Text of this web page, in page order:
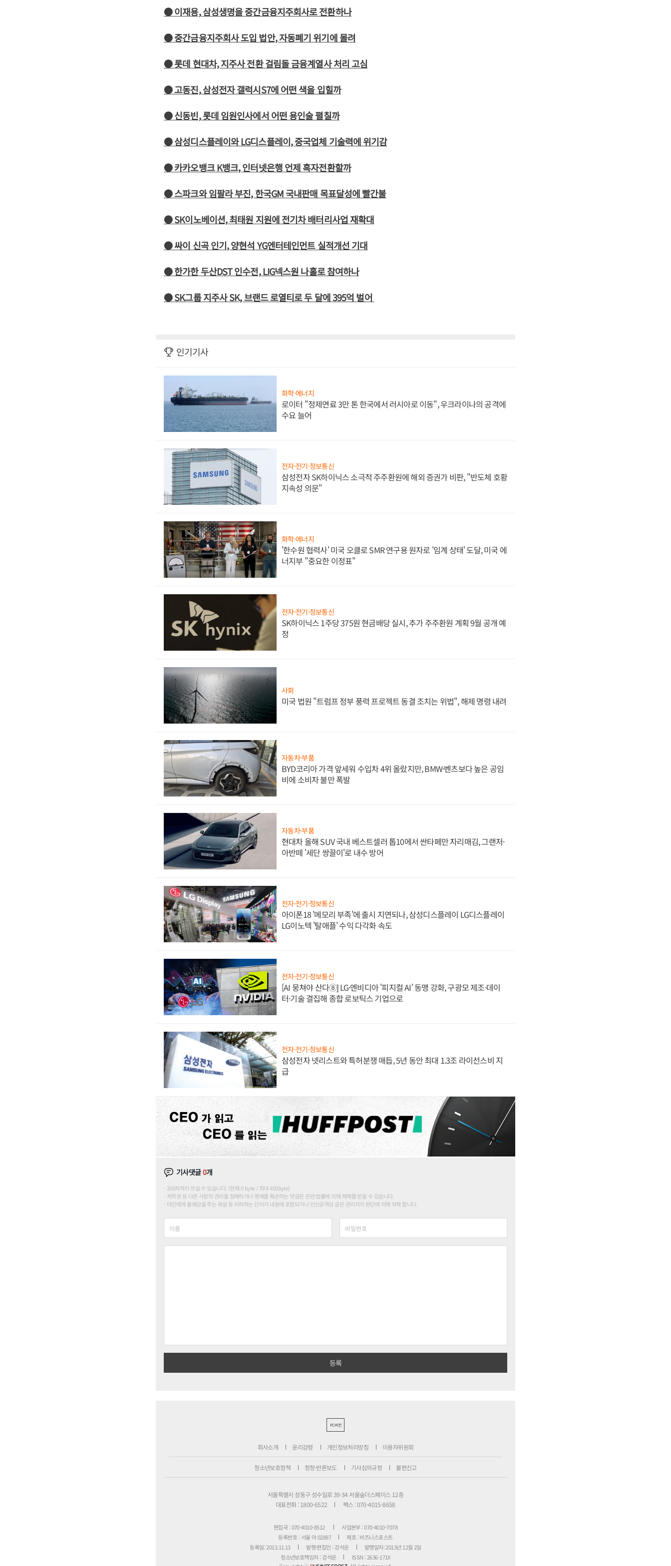
● 이재용, 삼성생명을 중간금융지주회사로 전환하나
● 중간금융지주회사 도입 법안, 자동폐기 위기에 몰려
● 롯데 현대차, 지주사 전환 걸림돌 금융계열사 처리 고심
● 고동진, 삼성전자 갤럭시S7에 어떤 색을 입힐까
● 신동빈, 롯데 임원인사에서 어떤 용인술 펼칠까
● 삼성디스플레이와 LG디스플레이, 중국업체 기술력에 위기감
● 카카오뱅크 K뱅크, 인터넷은행 언제 흑자전환할까
● 스파크와 임팔라 부진, 한국GM 국내판매 목표달성에 빨간불
● SK이노베이션, 최태원 지원에 전기차 배터리사업 재확대
● 싸이 신곡 인기, 양현석 YG엔터테인먼트 실적개선 기대
● 한가한 두산DST 인수전, LIG넥스원 나홀로 참여하나
● SK그룹 지주사 SK, 브랜드 로열티로 두 달에 395억 벌어
인기기사
화학·에너지
로이터 "정제연료 3만 톤 한국에서 러시아로 이동", 우크라이나의 공격에
수요 늘어
전자·전기·정보통신
삼성전자 SK하이닉스 소극적 주주환원에 해외 증권가 비판, "반도체 호황
지속성 의문"
화학·에너지
'한수원 협력사' 미국 오클로 SMR 연구용 원자로 '임계 상태' 도달, 미국 에
너지부 "중요한 이정표"
전자·전기·정보통신
SK하이닉스 1주당 375원 현금배당 실시, 추가 주주환원 계획 9월 공개 예
정
사회
미국 법원 "트럼프 정부 풍력 프로젝트 동결 조치는 위법", 해제 명령 내려
자동차·부품
BYD코리아 가격 앞세워 수입차 4위 올랐지만, BMW·벤츠보다 높은 공임
비에 소비자 불만 폭발
자동차·부품
현대차 올해 SUV 국내 베스트셀러 톱10에서 싼타페만 자리매김, 그랜저·
아반떼 '세단 쌍끌이'로 내수 방어
전자·전기·정보통신
아이폰18 '메모리 부족'에 출시 지연되나, 삼성디스플레이 LG디스플레이
LG이노텍 '탈애플' 수익 다각화 속도
전자·전기·정보통신
[AI 뭉쳐야 산다⑧] LG·엔비디아 '피지컬 AI' 동맹 강화, 구광모 제조·데이
터·기술 결집해 종합 로보틱스 기업으로
전자·전기·정보통신
삼성전자 넷리스트와 특허분쟁 매듭, 5년 동안 최대 1.3조 라이선스비 지
급
기사댓글0개
200자까지 쓰실 수 있습니다. (현재 0 byte / 최대 400byte)
저작권 등 다른 사람의 권리를 침해하거나 명예를 훼손하는 댓글은 관련 법률에 의해 제재를 받을 수 있습니다.
타인에게 불쾌감을 주는 욕설 등 비하하는 단어가 내용에 포함되거나 인신공격성 글은 관리자의 판단에 의해 삭제 합니다.
PC버전
회사소개 윤리강령 개인정보처리방침 이용자위원회
청소년보호정책 정정·반론보도 기사심의규정 불편신고
서울특별시 성동구 성수일로 39-34 서울숲더스페이스 12층
대표전화 : 1800-6522
팩스 : 070-4015-8658
편집국 : 070-4010-8512
사업본부 : 070-4010-7078
등록번호 : 서울 아 02897
제호 : 비즈니스포스트
등록일: 2013.11.13
발행·편집인 : 강석운
발행일자: 2013년 12월 2일
청소년보호책임자 : 강석운
ISSN : 2636-171X